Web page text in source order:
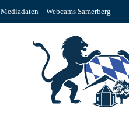
Mediadaten Webcams Samerberg